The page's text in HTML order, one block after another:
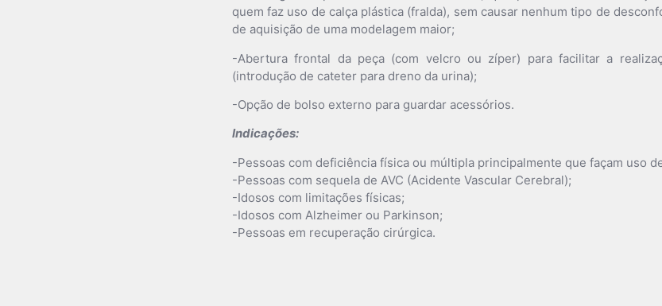
quem faz uso de calça plástica (fralda), sem causar nenhum tipo de
de aquisição de uma modelagem maior;
-Abertura frontal da peça (com velcro ou zíper) para facilitar a
(introdução de cateter para dreno da urina);
-Opção de bolso externo para guardar acessórios.
Indicações:
-Pessoas com deficiência física ou múltipla principalmente que façam uso
-Pessoas com sequela de AVC (Acidente Vascular Cerebral);
-Idosos com limitações físicas;
-Idosos com Alzheimer ou Parkinson;
-Pessoas em recuperação cirúrgica.